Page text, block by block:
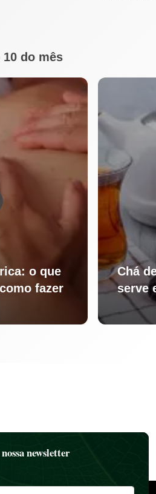
10 do mês
o que
fazer
Chá
serve
newsletter